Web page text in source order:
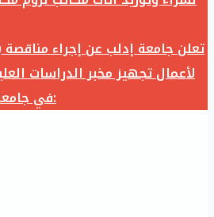
تعلن جامعة إدلب عن إجراء
لأعمال تجهيز مخبر الدراسات
في جامعة ادلب وفق الآتي: